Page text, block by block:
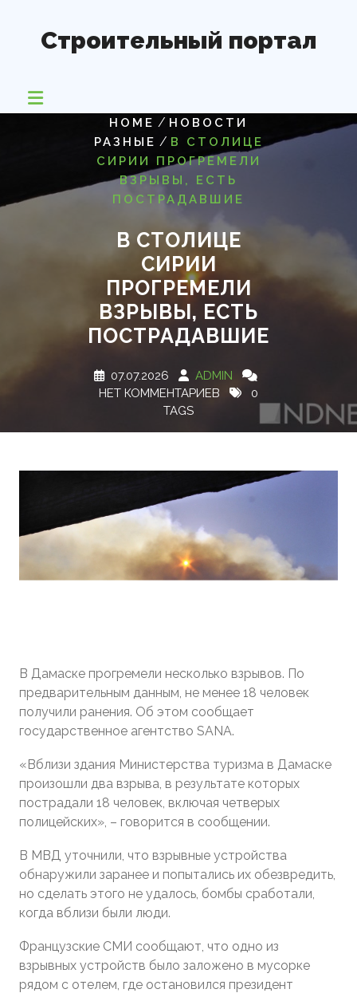
содержимому
Строительный портал
HOME / НОВОСТИ
РАЗНЫЕ / В СТОЛИЦЕ
СИРИИ ПРОГРЕМЕЛИ
ВЗРЫВЫ, ЕСТЬ
ПОСТРАДАВШИЕ
В СТОЛИЦЕ
СИРИИ
ПРОГРЕМЕЛИ
ВЗРЫВЫ, ЕСТЬ
ПОСТРАДАВШИЕ
07.07.2026
ADMIN
НЕТ КОММЕНТАРИЕВ
0
TAGS
В Дамаске прогремели несколько взрывов. По
предварительным данным, не менее 18 человек
получили ранения. Об этом сообщает
государственное агентство SANA.
«Вблизи здания Министерства туризма в Дамаске
произошли два взрыва, в результате которых
пострадали 18 человек, включая четверых
полицейских», – говорится в сообщении.
В МВД уточнили, что взрывные устройства
обнаружили заранее и попытались их обезвредить,
но сделать этого не удалось, бомбы сработали,
когда вблизи были люди.
Французские СМИ сообщают, что одно из
взрывных устройств было заложено в мусорке
рядом с отелем, где остановился президент